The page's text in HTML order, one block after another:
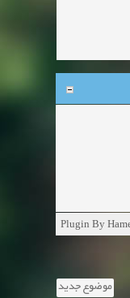
Plugin By
موضوع جدید